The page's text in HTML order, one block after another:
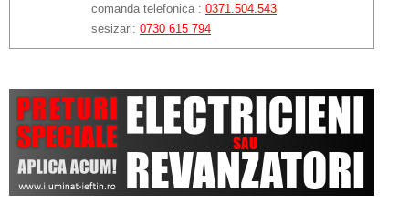
comanda telefonica : 0371.504.543
sesizari: 0730 615 794